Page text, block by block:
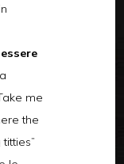
in
me
the